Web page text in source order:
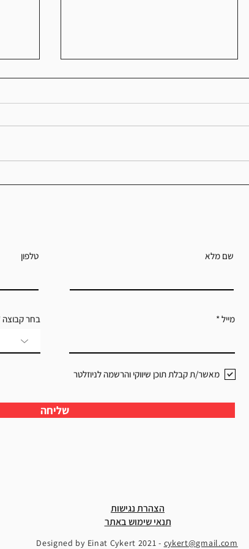
איך למצוא את ה-Zone הנכון בריצה שלך?
טלפון
בחר קבוצה
שם מלא
מייל
מאשר/ת קבלת תוכן שיווקי והרשמה לניוזלטר
שליחה
הצהרת נגישות
תנאי שימוש באתר
Designed by Einat Cykert 2021 - cykert@gmail.com